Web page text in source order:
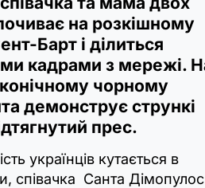
на розкішному
Барт і ділиться
кадрами з мережі.
чорному
демонструє стрункі
прес.
українців кутається в
співачка Санта Дімопулос